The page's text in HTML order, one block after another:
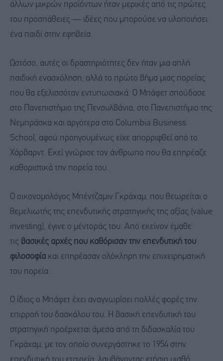
άλλων μικρών προϊόντων ήταν μερικές από τις πρώτες
του προσπάθειες — ιδέες που μπορούσε να υλοποιήσει
ένα παιδί στην εφηβεία.
Ωστόσο, αυτές οι δραστηριότητες δεν ήταν μια απλή
παιδική ενασχόληση, αλλά το πρώτο βήμα μιας πορείας
που θα εξελισσόταν εντυπωσιακά. Ο Μπάφετ σπούδασε
στο Πανεπιστήμιο της Πενσυλβάνια, στο Πανεπιστήμιο της
Νεμπράσκα και αργότερα στο Columbia Business
School, αφού προηγουμένως είχε απορριφθεί από το
Χάρβαρντ. Εκεί γνώρισε τον άνθρωπο που θα επηρέαζε
καθοριστικά την πορεία του.
Ο οικονομολόγος Μπέντζαμιν Γκράχαμ, που θεωρείται ο
θεμελιωτής της επενδυτικής στρατηγικής της αξίας (value
investing), έγινε ο μέντοράς του. Από εκείνον έμαθε
τις βασικές αρχές που καθόρισαν την επενδυτική του
φιλοσοφία και επηρέασαν ολόκληρη την επιχειρηματική
του πορεία.
Ο ίδιος ο Μπάφετ έχει αναγνωρίσει πολλές φορές την
επιρροή του δασκάλου του. Η βασική επενδυτική του
στρατηγική προέρχεται άμεσα από τη διδασκαλία του
Γκράχαμ, με τον οποίο συνεργάστηκε το 1954 στην